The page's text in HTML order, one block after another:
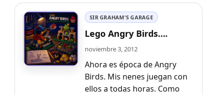
SIR GRAHAM'S GARAGE
Lego Angry Birds….
noviembre 3, 2012
Ahora es época de Angry
Birds. Mis nenes juegan con
ellos a todas horas. Como